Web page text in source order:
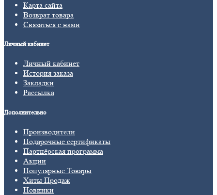
Карта сайта
Возврат товара
Связаться с нами
Личный кабинет
Личный кабинет
История заказа
Закладки
Рассылка
Дополнительно
Производители
Подарочные сертификаты
Партнёрская программа
Акции
Популярные Товары
Хиты Продаж
Новинки